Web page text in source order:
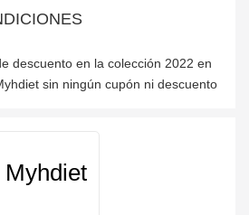
descuento en la colección 2022 en
sin ningún cupón ni descuento
Myhdiet